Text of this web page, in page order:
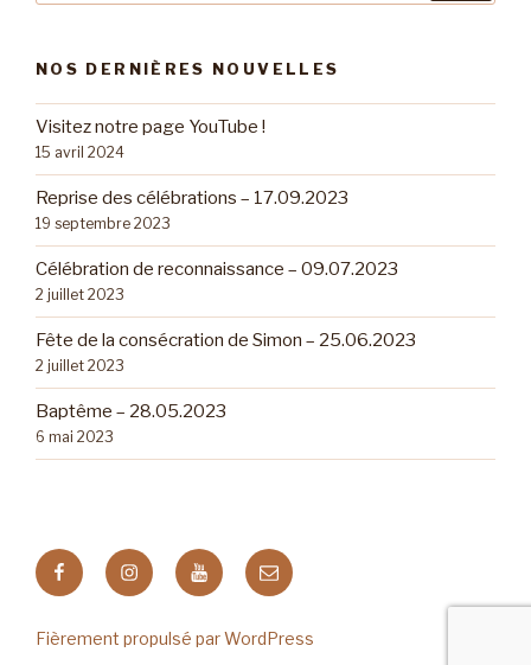
NOS DERNIÈRES NOUVELLES
Visitez notre page YouTube !
15 avril 2024
Reprise des célébrations – 17.09.2023
19 septembre 2023
Célébration de reconnaissance – 09.07.2023
2 juillet 2023
Fête de la consécration de Simon – 25.06.2023
2 juillet 2023
Baptême – 28.05.2023
6 mai 2023
FacebookInstagramYoutubeE-
mail
Fièrement propulsé par WordPress